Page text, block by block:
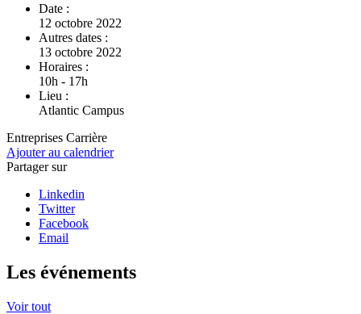
Date :
12 octobre 2022
Autres dates :
13 octobre 2022
Horaires :
10h - 17h
Lieu :
Atlantic Campus
Entreprises Carrière
Ajouter au calendrier
Partager sur
Linkedin
Twitter
Facebook
Email
Les événements
Voir tout